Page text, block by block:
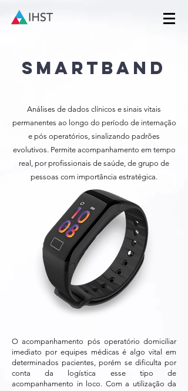
SmartBand
Análises de dados clínicos e sinais vitais
permanentes ao longo do período de internação
e pós operatórios, sinalizando padrões
evolutivos. Permite acompanhamento em tempo
real, por profissionais de saúde, de grupo de
pessoas com importância estratégica.
O acompanhamento pós operatório domiciliar
imediato por equipes médicas é algo vital em
determinados pacientes, porém se dificulta por
conta da logística esse tipo de
acompanhamento in loco. Com a utilização da